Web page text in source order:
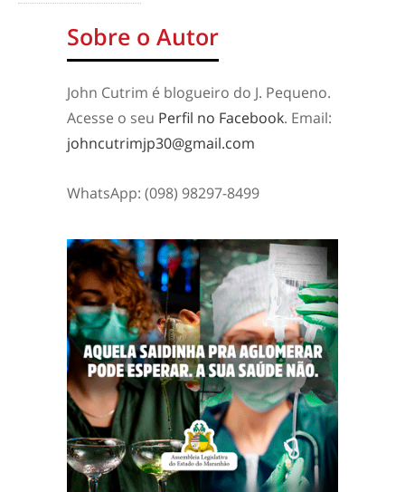
Sobre o Autor
John Cutrim é blogueiro do J. Pequeno.
Acesse o seu Perfil no Facebook. Email:
johncutrimjp30@gmail.com
WhatsApp: (098) 98297-8499